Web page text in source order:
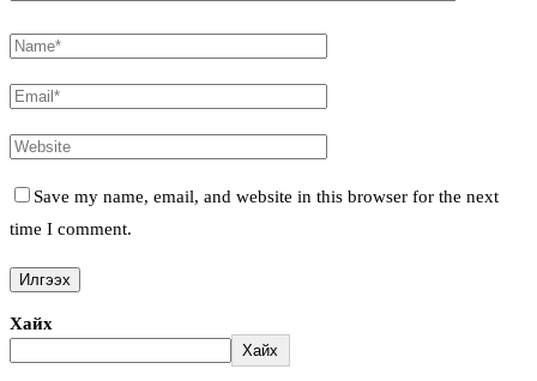
Save my name, email, and website in this browser for the next
time I comment.
Хайх
Хайх